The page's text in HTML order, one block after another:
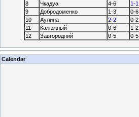
8
Чкадуа 4-6 1-1
9
Добродоменко 1-3 0-6
10
Аулина 2-2 0-2
11
Калюжный 0-6 1-2
12
Завгородний 0-5 0-5
Calendar